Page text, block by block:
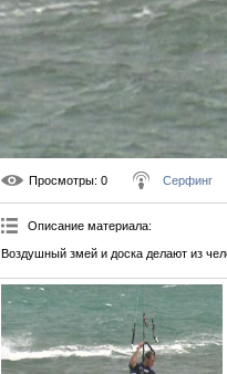
Просмотры: 0 Серфинг
Описание материала:
Воздушный змей и доска делают из